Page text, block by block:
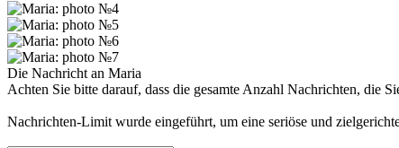
Die Nachricht an Maria
Achten Sie bitte darauf, dass die gesamte Anzahl Nachrichten, die
Nachrichten-Limit wurde eingeführt, um eine seriöse und